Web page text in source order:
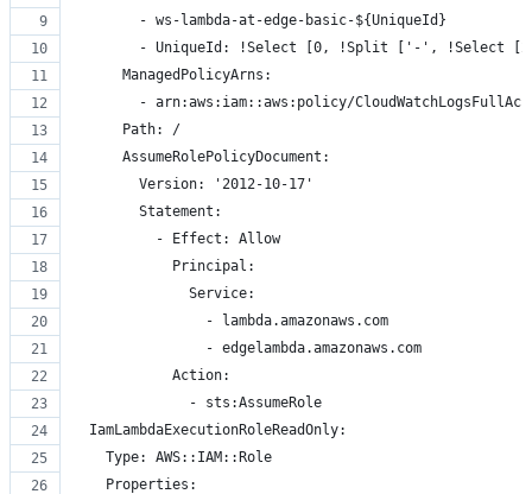
        - ws-lambda-at-edge-basic-${UniqueId}
- UniqueId: !Select [0, !Split ['-', !Select
      ManagedPolicyArns:
- arn:aws:iam::aws:policy/
      Path: /
      AssumeRolePolicyDocument:
        Version: '2012-10-17'
        Statement:
          - Effect: Allow
            Principal:
              Service:
                - lambda.amazonaws.com
                - edgelambda.amazonaws.com
            Action:
              - sts:AssumeRole
  IamLambdaExecutionRoleReadOnly:
    Type: AWS::IAM::Role
    Properties: